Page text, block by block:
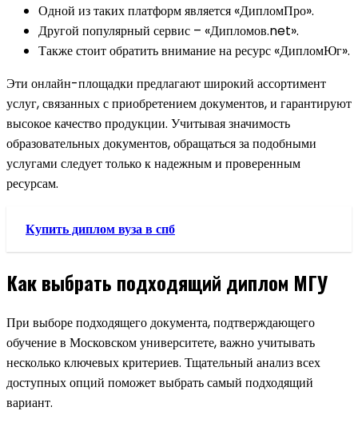
Одной из таких платформ является «ДипломПро».
Другой популярный сервис – «Дипломов.net».
Также стоит обратить внимание на ресурс «ДипломЮг».
Эти онлайн-площадки предлагают широкий ассортимент
услуг, связанных с приобретением документов, и гарантируют
высокое качество продукции. Учитывая значимость
образовательных документов, обращаться за подобными
услугами следует только к надежным и проверенным
ресурсам.
Купить диплом вуза в спб
Как выбрать подходящий диплом МГУ
При выборе подходящего документа, подтверждающего
обучение в Московском университете, важно учитывать
несколько ключевых критериев. Тщательный анализ всех
доступных опций поможет выбрать самый подходящий
вариант.